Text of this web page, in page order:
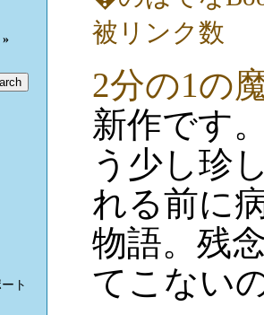
2分の1の
新作です
う少し珍
れる前に
物語。残
てこない
»
ト